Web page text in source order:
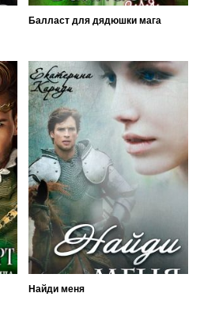
Балласт для дядюшки мага
Найди меня